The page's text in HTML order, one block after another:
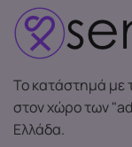
Το κατάστημά με
στον χώρο των
Ελλάδα.